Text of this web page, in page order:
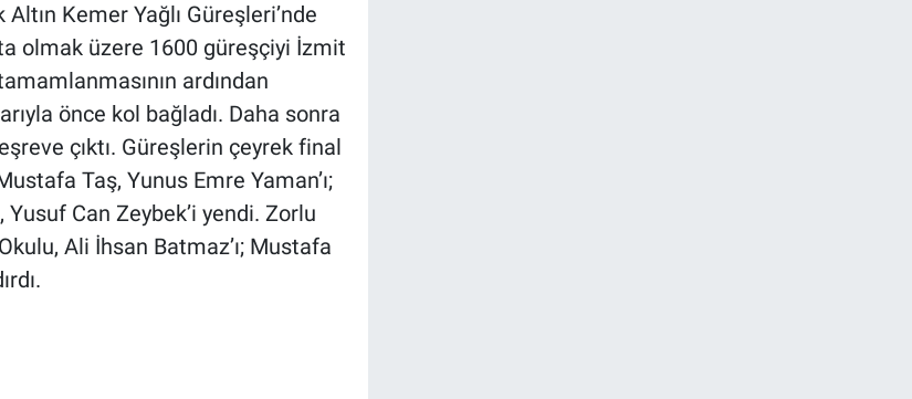
Kemer Yağlı Güreşleri’nde
olmak üzere 1600 güreşçiyi İzmit
ardından
önce kol bağladı. Daha sonra
çıktı. Güreşlerin çeyrek final
Taş, Yunus Emre Yaman’ı;
Yusuf Can Zeybek’i yendi. Zorlu
Ali İhsan Batmaz’ı; Mustafa